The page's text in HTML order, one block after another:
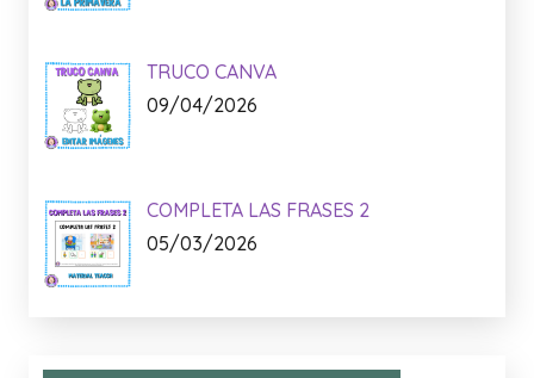
TRUCO CANVA
09/04/2026
COMPLETA LAS FRASES 2
05/03/2026